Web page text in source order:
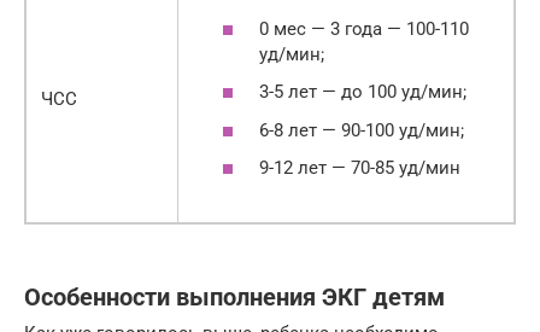
ЧСС
0 мес — 3 года — 100-110
уд/мин;
3-5 лет — до 100 уд/мин;
6-8 лет — 90-100 уд/мин;
9-12 лет — 70-85 уд/мин
Особенности выполнения ЭКГ детям